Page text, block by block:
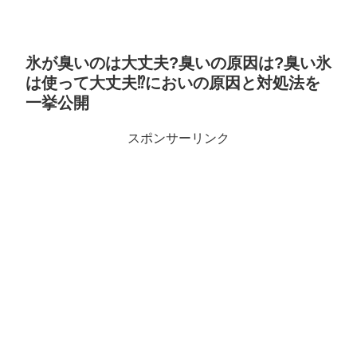
氷が臭いのは大丈夫?臭いの原因は?臭い氷
は使って大丈夫⁉においの原因と対処法を
一挙公開
スポンサーリンク